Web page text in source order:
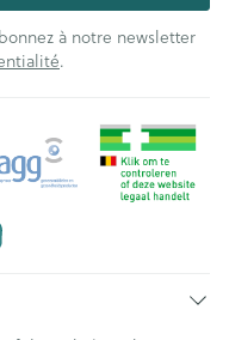
à notre newsletter
.